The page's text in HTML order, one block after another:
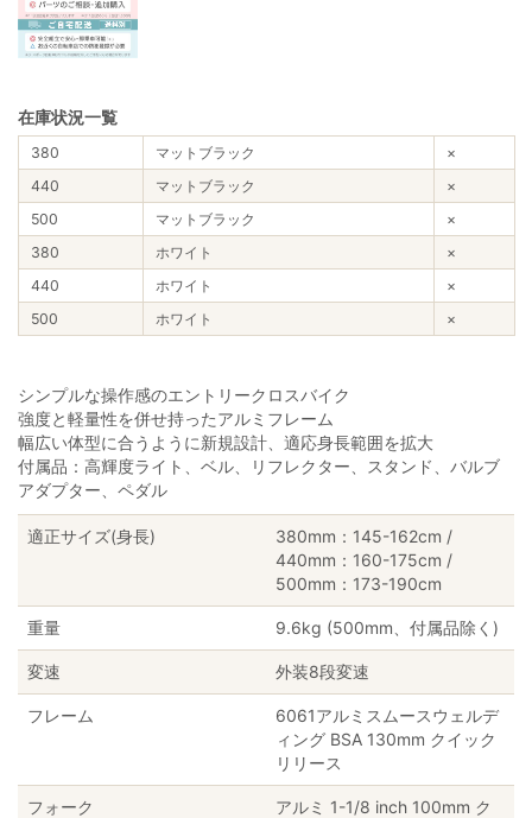
在庫状況一覧
380 マットブラック
×
440
マットブラック
×
500
マットブラック
×
380
ホワイト
×
440
ホワイト
×
500
ホワイト ×
シンプルな操作感のエントリークロスバイク
強度と軽量性を併せ持ったアルミフレーム
幅広い体型に合うように新規設計、適応身長範囲を拡大
付属品：高輝度ライト、ベル、リフレクター、スタンド、バルブ
アダプター、ペダル
適正サイズ(身長)
380mm：145-162cm /
440mm：160-175cm /
500mm：173-190cm
重量 9.6kg (500mm、付属品除く)
変速 外装8段変速
フレーム
6061アルミスムースウェルデ
ィング BSA 130mm クイック
リリース
フォーク
アルミ 1-1/8 inch 100mm ク